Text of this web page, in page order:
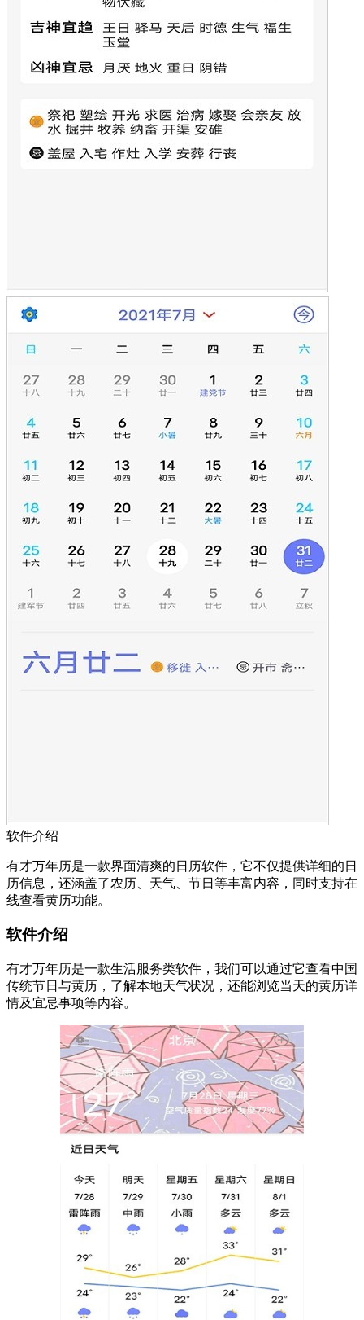
软件介绍
有才万年历是一款界面清爽的日历软件，它不仅提供详细的日
历信息，还涵盖了农历、天气、节日等丰富内容，同时支持在
线查看黄历功能。
软件介绍
有才万年历是一款生活服务类软件，我们可以通过它查看中国
传统节日与黄历，了解本地天气状况，还能浏览当天的黄历详
情及宜忌事项等内容。